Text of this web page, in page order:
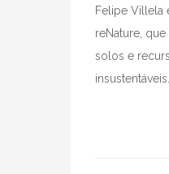
Felipe Villela
reNature,
solos e